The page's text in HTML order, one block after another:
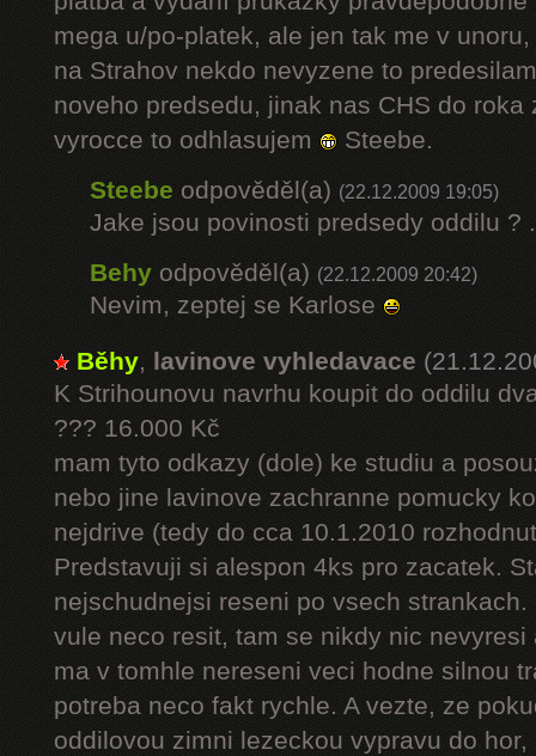
mega u/po-platek, ale jen tak me v
na Strahov nekdo nevyzene to
noveho predsedu, jinak nas CHS do
vyrocce to odhlasujem
Steebe.
Steebeodpověděl(a) (22.12.2009 19:05)
Jake jsou povinosti predsedy oddilu ?
Behy odpověděl(a) (22.12.2009 20:42)
Nevim, zeptej se Karlose
Běhy, lavinove vyhledavace
K Strihounovu navrhu koupit do oddilu
??? 16.000 Kč
mam tyto odkazy (dole) ke studiu a
nebo jine lavinove zachranne pomucky
nejdrive (tedy do cca 10.1.2010
Predstavuji si alespon 4ks pro zacatek.
nejschudnejsi reseni po vsech
vule neco resit, tam se nikdy nic nevyresi
ma v tomhle nereseni veci hodne silnou
potreba neco fakt rychle. A vezte, ze
oddilovou zimni lezeckou vypravu do